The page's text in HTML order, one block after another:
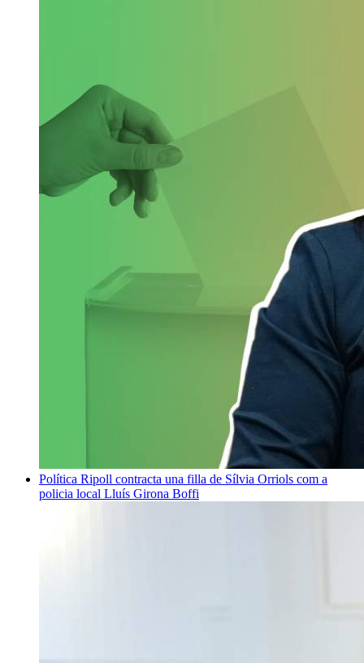
Política Ripoll contracta una filla de Sílvia Orriols com a
policia local Lluís Girona Boffi